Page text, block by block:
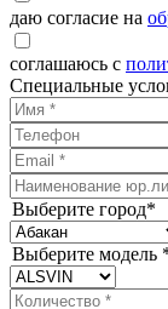
даю согласие на
соглашаюсь с
Специальные
Выберите город*
Выберите модель